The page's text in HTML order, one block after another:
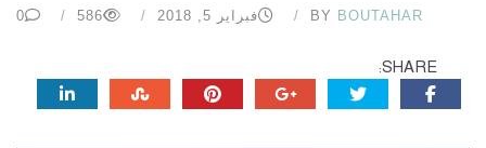
BY BOUTAHAR فبراير 5, 2018 586
0
SHARE: